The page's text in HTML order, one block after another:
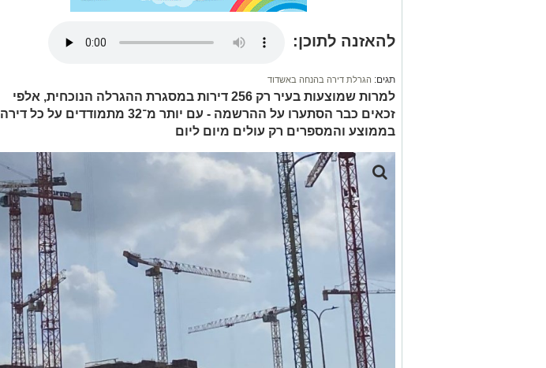
להאזנה לתוכן:
תגים: הגרלת דירה בהנחה באשדוד
למרות שמוצעות בעיר רק 256 דירות במסגרת ההגרלה הנוכחית, אלפי
זכאים כבר הסתערו על ההרשמה - עם יותר מ־32 מתמודדים על כל דירה
בממוצע והמספרים רק עולים מיום ליום